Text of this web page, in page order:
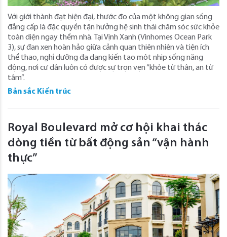
Với giới thành đạt hiện đại, thước đo của một không gian sống
đẳng cấp là đặc quyền tận hưởng hệ sinh thái chăm sóc sức khỏe
toàn diện ngay thềm nhà. Tại Vịnh Xanh (Vinhomes Ocean Park
3), sự đan xen hoàn hảo giữa cảnh quan thiên nhiên và tiện ích
thể thao, nghỉ dưỡng đa dạng kiến tạo một nhịp sống năng
động, nơi cư dân luôn có được sự trọn vẹn “khỏe từ thân, an từ
tâm”.
Bản sắc Kiến trúc
Royal Boulevard mở cơ hội khai thác
dòng tiền từ bất động sản “vận hành
thực”